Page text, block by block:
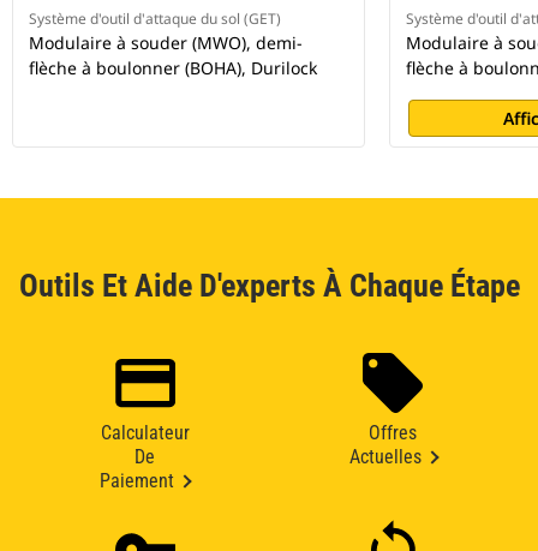
Système d'outil d'attaque du sol (GET)
Modulaire à souder (MWO), demi-
flèche à boulonner (BOHA), Durilock
Système d'outil
Modulaire à
flèche à
Outils Et Aide D'experts À Chaque Étape
Calculateur
De
Paiement
Offres
Actuelles